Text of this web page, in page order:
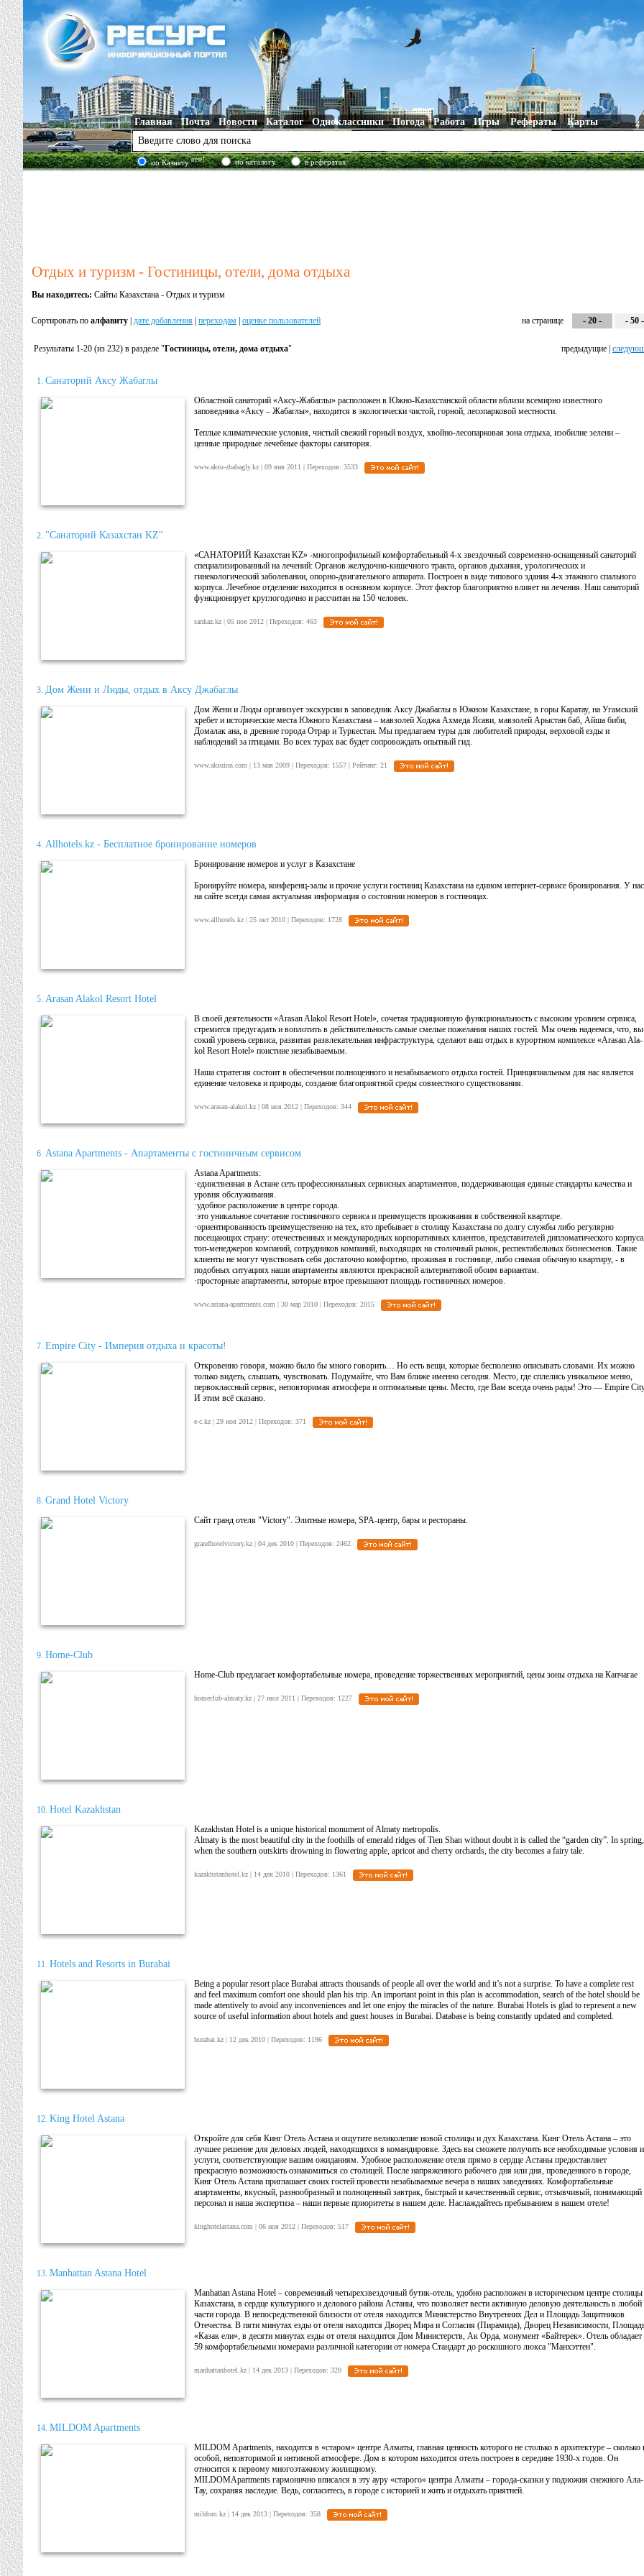
Главная Почта Новости Каталог Одноклассники Погода Работа Игры Рефераты Карты
по Казнетуnew! по каталогу в рефератах
Отдых и туризм - Гостиницы, отели, дома отдыха
Вы находитесь: Сайты Казахстана - Отдых и туризм
Сортировать по алфавиту дате добавления переходам оценке пользователей на странице - 20 - - 50 -
Результаты 1-20 (из 232) в разделе "Гостиницы, отели, дома отдыха" предыдущие |
1. Санаторий Аксу Жабаглы
Областной санаторий «Аксу-Жабаглы» расположен в Южно-Казахстанской области вблизи всемирно известного
заповедника «Аксу – Жабаглы», находится в экологически чистой, горной, лесопарковой местности.
Теплые климатические условия, чистый свежий горный воздух, хвойно-лесопарковая зона отдыха, изобилие зелени –
ценные природные лечебные факторы санатория.
www.aksu-zhabagly.kz | 09 янв 2011 | Переходов: 3533
2. "Санаторий Казахстан KZ"
«САНАТОРИЙ Казахстан KZ» -многопрофильный комфортабельный 4-х звездочный современно-оснащенный санаторий
специализированный на лечений: Органов желудочно-кишечного тракта, органов дыхания, урологических и
гинекологический заболевании, опорно-двигательного аппарата. Построен в виде типового здания 4-х этажного спального
корпуса. Лечебное отделение находится в основном корпусе. Этот фактор благоприятно влияет на лечения. Наш санаторий
функционирует круглогодично и рассчитан на 150 человек.
sankaz.kz | 05 ноя 2012 | Переходов: 463
3. Дом Жени и Люды, отдых в Аксу Джабаглы
Дом Жени и Люды организует экскурсии в заповедник Аксу Джабаглы в Южном Казахстане, в горы Каратау, на Угамский
хребет и исторические места Южного Казахстана – мавзолей Ходжа Ахмеда Ясави, мавзолей Арыстан баб, Айша биби,
Домалак ана, в древние города Отрар и Туркестан. Мы предлагаем туры для любителей природы, верховой езды и
наблюдений за птицами. Во всех турах вас будет сопровождать опытный гид.
www.aksuinn.com | 13 мая 2009 | Переходов: 1557 | Рейтинг: 21
4. Allhotels.kz - Бесплатное бронирование номеров
Бронирование номеров и услуг в Казахстане
Бронируйте номера, конференц-залы и прочие услуги гостиниц Казахстана на едином интернет-сервисе бронирования. У нас
на сайте всегда самая актуальная информация о состоянии номеров в гостиницах.
www.allhotels.kz | 25 окт 2010 | Переходов: 1728
5. Ara­san Ala­kol Re­sort Ho­tel
В сво­ей де­ятель­нос­ти «Ara­san Ala­kol Re­sort Ho­tel», со­четая тра­дици­он­ную функ­ци­ональ­ность с вы­соким уров­нем сер­ви­са,
стре­мит­ся пре­дуга­дать и воп­ло­тить в дей­стви­тель­ность са­мые сме­лые по­жела­ния на­ших гос­тей. Мы очень на­де­ем­ся, что,
сокий уро­вень сер­ви­са, раз­ви­тая разв­ле­катель­ная инф­рас­трук­ту­ра, сде­ла­ют ваш от­дых в ку­рорт­ном комп­лек­се «Ara­san Ala­
kol Re­sort Ho­tel» по­ис­ти­не не­забы­ва­емым.
На­ша стра­тегия сос­то­ит в обес­пе­чении пол­но­цен­но­го и не­забы­ва­емо­го от­ды­ха гос­тей. Прин­ци­пи­аль­ным для нас яв­ля­ет­ся
еди­нение че­лове­ка и при­роды, соз­да­ние бла­гоп­ри­ят­ной сре­ды сов­мест­но­го су­щест­во­вания.
www.arasan-alakol.kz | 08 ноя 2012 | Переходов: 344
6. Astana Apartments - Апартаменты с гостиничным сервисом
Astana Apartments:
·единственная в Астане сеть профессиональных сервисных апартаментов, поддерживающая единые стандарты качества и
уровня обслуживания.
·удобное расположение в центре города.
·это уникальное сочетание гостиничного сервиса и преимуществ проживания в собственной квартире.
·ориентированность преимущественно на тех, кто пребывает в столицу Казахстана по долгу службы либо регулярно
посещающих страну: отечественных и международных корпоративных клиентов, представителей дипломатического
топ-менеджеров компаний, сотрудников компаний, выходящих на столичный рынок, респектабельных бизнесменов. Такие
клиенты не могут чувствовать себя достаточно комфортно, проживая в гостинице, либо снимая обычную квартиру, - в
подобных ситуациях наши апартаменты являются прекрасной альтернативой обоим вариантам.
·просторные апартаменты, которые втрое превышают площадь гостиничных номеров.
www.astana-apartments.com | 30 мар 2010 | Переходов: 2015
7. Empire City - Империя отдыха и красоты!
Откровенно говоря, можно было бы много говорить… Но есть вещи, которые бесполезно описывать словами. Их можно
только видеть, слышать, чувствовать. Подумайте, что Вам ближе именно сегодня. Место, где сплелись уникальное меню,
первоклассный сервис, неповторимая атмосфера и оптимальные цены. Место, где Вам всегда очень рады! Это — Empire
И этим всё сказано.
e-c.kz | 29 ноя 2012 | Переходов: 371
8. Grand Hotel Victory
Сайт гранд отеля "Victory". Элитные номера, SPA-центр, бары и рестораны.
grandhotelvictory.kz | 04 дек 2010 | Переходов: 2462
9. Home-Club
Home-Club предлагает комфортабельные номера, проведение торжественных мероприятий, цены зоны отдыха на Капчагае
homeclub-almaty.kz | 27 июл 2011 | Переходов: 1227
10. Hotel Kazakhstan
Kazakhstan Hotel is a unique historical monument of Almaty metropolis.
Almaty is the most beautiful city in the foothills of emerald ridges of Tien Shan without doubt it is called the “garden city”. In spring,
when the southern outskirts drowning in flowering apple, apricot and cherry orchards, the city becomes a fairy tale.
kazakhstanhotel.kz | 14 дек 2010 | Переходов: 1361
11. Hotels and Resorts in Burabai
Being a popular resort place Burabai attracts thousands of people all over the world and it’s not a surprise. To have a complete rest
and feel maximum comfort one should plan his trip. An important point in this plan is accommodation, search of the hotel should be
made attentively to avoid any inconveniences and let one enjoy the miracles of the nature. Burabai Hotels is glad to represent a new
source of useful information about hotels and guest houses in Burabai. Database is being constantly updated and completed.
burabai.kz | 12 дек 2010 | Переходов: 1196
12. King Hotel Astana
Откройте для себя Кинг Отель Астана и ощутите великолепие новой столицы и дух Казахстана. Кинг Отель Астана – это
лучшее решение для деловых людей, находящихся в командировке. Здесь вы сможете получить все необходимые условия и
услуги, соответствующие вашим ожиданиям. Удобное расположение отеля прямо в сердце Астаны предоставляет
прекрасную возможность ознакомиться со столицей. После напряженного рабочего дня или дня, проведенного в городе,
Кинг Отель Астана приглашает своих гостей провести незабываемые вечера в наших заведениях. Комфортабельные
апартаменты, вкусный, разнообразный и полноценный завтрак, быстрый и качественный сервис, отзывчивый, понимающий
персонал и наша экспертиза – наши первые приоритеты в нашем деле. Наслаждайтесь пребыванием в нашем отеле!
kinghotelastana.com | 06 ноя 2012 | Переходов: 517
13. Manhattan Astana Hotel
Manhattan Astana Hotel – современный четырехзвездочный бутик-отель, удобно расположен в историческом центре столицы
Казахстана, в сердце культурного и делового района Астаны, что позволяет вести активную деловую деятельность в любой
части города. В непосредственной близости от отеля находится Министерство Внутренних Дел и Площадь Защитников
Отечества. В пяти минутах езды от отеля находится Дворец Мира и Согласия (Пирамида), Дворец Независимости,
«Казак ели», в десяти минутах езды от отеля находится Дом Министерств, Ак Орда, монумент «Байтерек». Отель обладает
59 комфортабельными номерами различной категории от номера Стандарт до роскошного люкса "Манхэттен".
manhattanhotel.kz | 14 дек 2013 | Переходов: 320
14. MILDOM Apartments
MILDOM Apartments, находится в «старом» центре Алматы, главная ценность которого не столько в архитектуре – сколько
особой, неповторимой и интимной атмосфере. Дом в котором находится отель построен в середине 1930-х годов. Он
относится к первому многоэтажному жилищному.
MILDOMApartments гармонично вписался в эту ауру «старого» центра Алматы – города-сказки у подножия снежного Ала-
Тау, сохраняя наследие. Ведь, согласитесь, в городе с историей и жить и отдыхать приятней.
mildom.kz | 14 дек 2013 | Переходов: 358